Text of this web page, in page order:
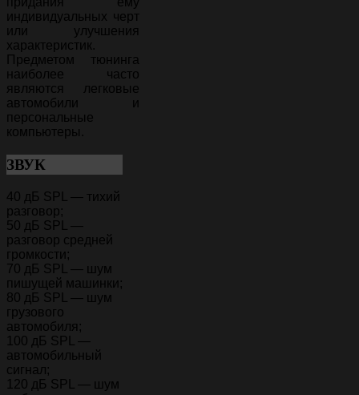
индивидуальных черт
или улучшения
характеристик.
Предметом тюнинга
наиболее часто
являются легковые
автомобили и
персональные
компьютеры.
ЗВУК
40 дБ SPL — тихий
разговор;
50 дБ SPL —
разговор средней
громкости;
70 дБ SPL — шум
пишущей машинки;
80 дБ SPL — шум
грузового
автомобиля;
100 дБ SPL —
автомобильный
сигнал;
120 дБ SPL — шум